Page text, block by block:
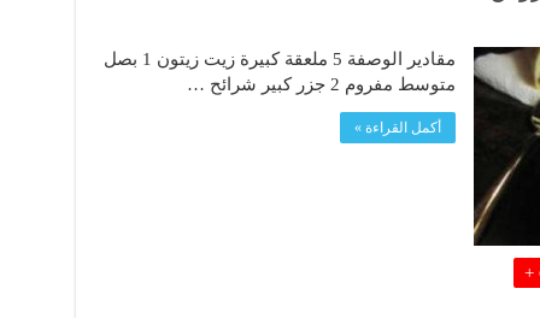
مقادير الوصفة 5 ملعقة كبيرة زيت زيتون 1 بصل
متوسط مفروم 2 جزر كبير شرائح …
أكمل القراءة »